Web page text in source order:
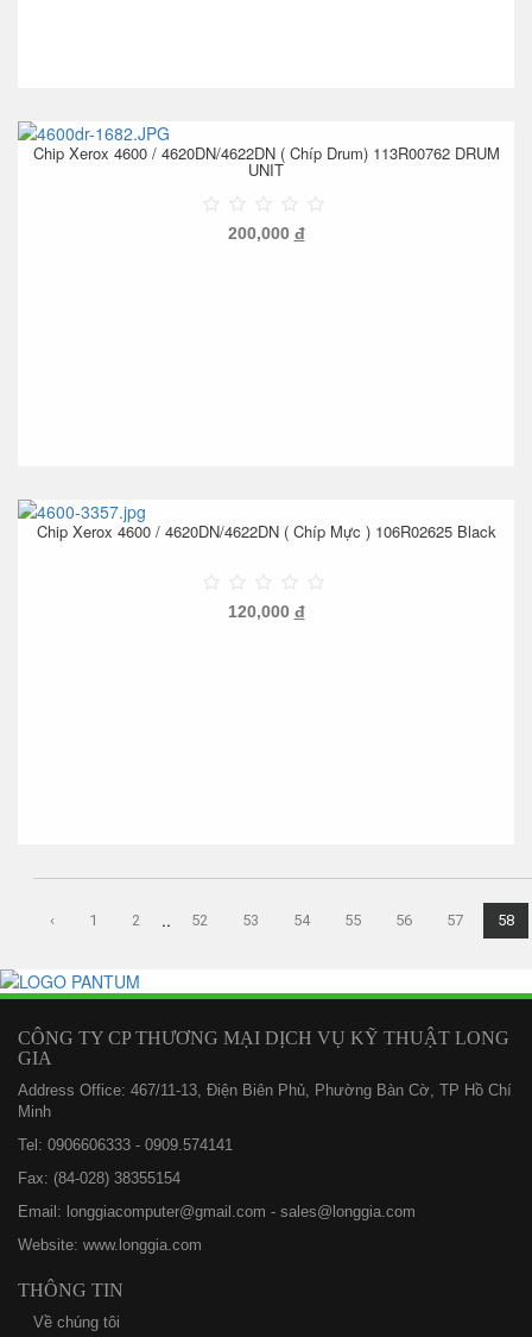
Chip Xerox 4600 / 4620DN/4622DN ( Chíp Drum) 113R00762 DRUM
UNIT
200,000 đ
Chip Xerox 4600 / 4620DN/4622DN ( Chíp Mực ) 106R02625 Black
120,000 đ
‹ 1 2 .. 52 53 54 55 56 57 58
CÔNG TY CP THƯƠNG MẠI DỊCH VỤ KỸ THUẬT LONG
GIA
Address Office: 467/11-13, Điện Biên Phủ, Phường Bàn Cờ, TP Hồ Chí
Minh
Tel: 0906606333 - 0909.574141
Fax: (84-028) 38355154
Email: longgiacomputer@gmail.com - sales@longgia.com
Website: www.longgia.com
THÔNG TIN
Về chúng tôi